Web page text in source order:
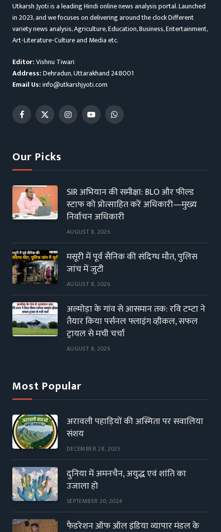
Utkarsh Jyoti is a leading Hindi online news analysis portal. Launched
in 2023, and we focuses on delivering around the clock Different
variety news analysis, Agriculture, Education, Business, Entertainment,
Art-Literature-Culture and Media etc.
Editor:Vishnu Tiwari
Address:Dehradun, Uttarakhand 248001
Email Us:info@utkarshjyoti.com
Facebook
X
InstagramYouTubeWhatsApp
Our Picks
SIR अभियान की समीक्षा: BLO और फील्ड
स्टाफ को प्रोत्साहित करें अधिकारी—मुख्य
निर्वाचन अधिकारी
AUGUST 8, 2026
मसूरी में पूर्व सैनिक की संदिग्ध मौत, पुलिस
जांच में जुटी
AUGUST 8, 2026
अल्मोड़ा के गांव से आसमान तक: रवि टम्टा ने
तैयार किया पर्सनल फ्लाइंग व्हीकल, सफल
ट्रायल से मची चर्चा
AUGUST 8, 2026
Most Popular
अरावली पहाड़ियों की अस्मिता पर सवालिया
संशय
DECEMBER 28, 2025
दुनिया में अमनचैन, अयुद्ध एवं शांति का
उजाला हो
SEPTEMBER 20, 2024
फैडरेशन ऑफ ऑल इंडिया व्यापार मंडल के